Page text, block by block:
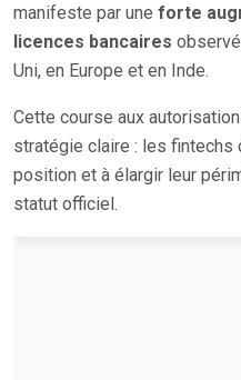
manifeste par une forte
licences bancaires
Uni, en Europe et en Inde.
Cette course aux
stratégie claire : les fintechs
position et à élargir leur
statut officiel.